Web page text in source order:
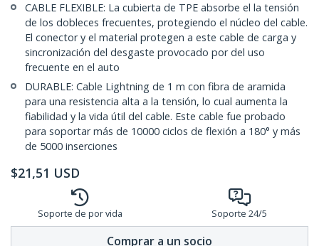
CABLE FLEXIBLE: La cubierta de TPE absorbe el la tensión
de los dobleces frecuentes, protegiendo el núcleo del cable.
El conector y el material protegen a este cable de carga y
sincronización del desgaste provocado por del uso
frecuente en el auto
DURABLE: Cable Lightning de 1 m con fibra de aramida
para una resistencia alta a la tensión, lo cual aumenta la
fiabilidad y la vida útil del cable. Este cable fue probado
para soportar más de 10000 ciclos de flexión a 180° y más
de 5000 inserciones
$21,51 USD
Soporte de por vida Soporte 24/5
Comprar a un socio